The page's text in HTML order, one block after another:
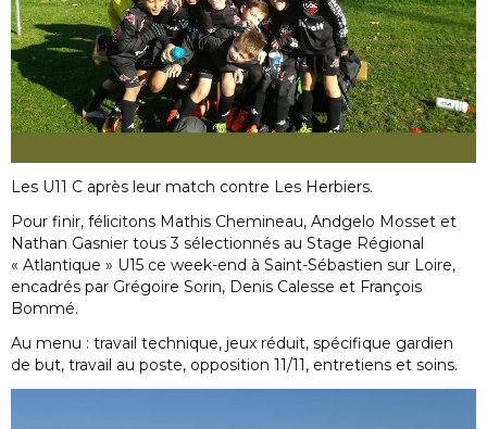
Les U11 C après leur match contre Les Herbiers.
Pour finir, félicitons Mathis Chemineau, Andgelo Mosset et
Nathan Gasnier tous 3 sélectionnés au Stage Régional
« Atlantique » U15 ce week-end à Saint-Sébastien sur Loire,
encadrés par Grégoire Sorin, Denis Calesse et François
Bommé.
Au menu : travail technique, jeux réduit, spécifique gardien
de but, travail au poste, opposition 11/11, entretiens et soins.